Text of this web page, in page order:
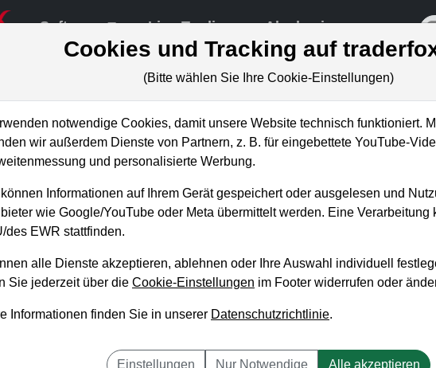
Software Live-Trading Akademie
Cashback-Trading (mit
Bares Geld zurück erhalten!
GmbH
Cookies und Tracking auf
(Bitte wählen Sie Ihre Cookie-Einstellungen)
notwendige Cookies, damit unsere Website technisch funktioniert.
wir außerdem Dienste von Partnern, z. B. für eingebettete YouTube-
und personalisierte Werbung.
Informationen auf Ihrem Gerät gespeichert oder ausgelesen und
wie Google/YouTube oder Meta übermittelt werden. Eine
des EWR stattfinden.
alle Dienste akzeptieren, ablehnen oder Ihre Auswahl individuell
Sie jederzeit über die Cookie-Einstellungen im Footer widerrufen oder
Informationen finden Sie in unserer Datenschutzrichtlinie.
Einstellungen Nur Notwendige Alle akzeptieren